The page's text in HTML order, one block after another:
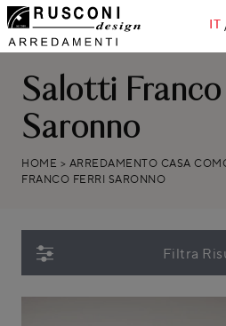
IT
Salotti Franco
Saronno
HOME > ARREDAMENTO CASA
FRANCO FERRI SARONNO
Filtra